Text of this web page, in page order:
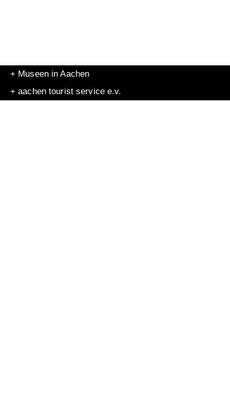
+ Museen in Aachen
+ aachen tourist service e.v.